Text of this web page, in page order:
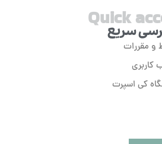
Quick
سریع
و مقررات
کاربری
کی اسپرت